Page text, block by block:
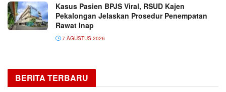
Kasus Pasien BPJS Viral, RSUD Kajen
Pekalongan Jelaskan Prosedur Penempatan
Rawat Inap
7 AGUSTUS 2026
BERITA TERBARU